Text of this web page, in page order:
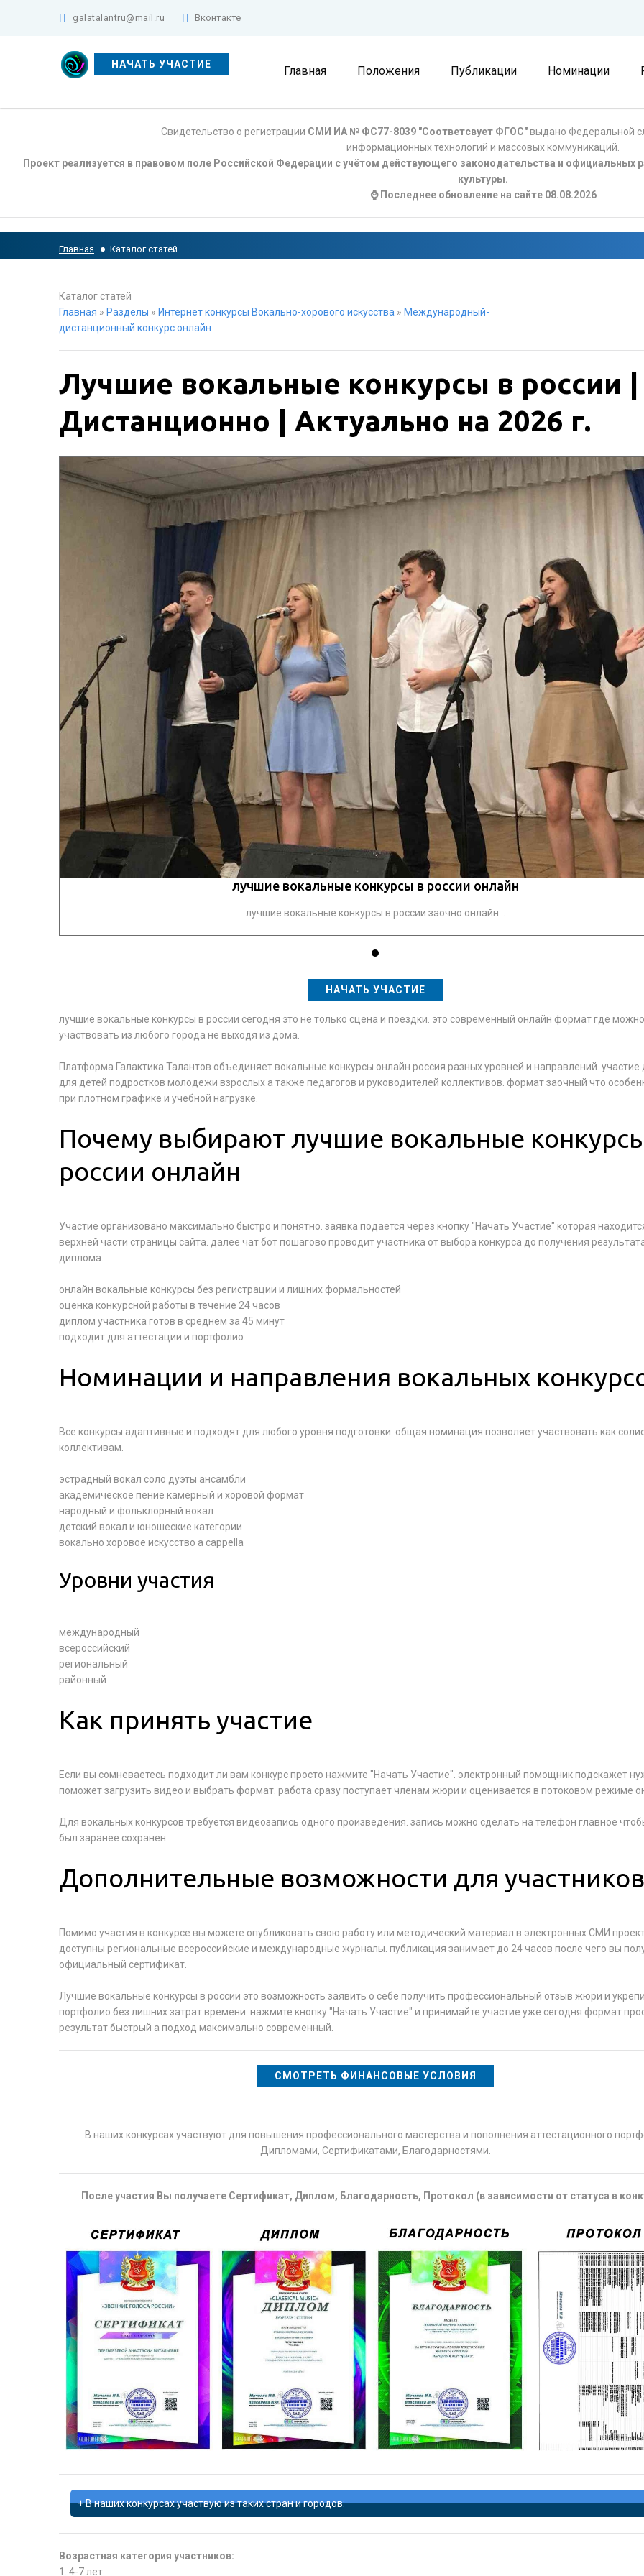
galatalantru@mail.ru Вконтакте
НАЧАТЬ УЧАСТИЕ
Главная Положения Публикации Номинации
Свидетельство о регистрации СМИ ИА № ФС77-8039 "Соответсвует ФГОС"выдано Федеральной
информационных технологий и массовых коммуникаций.
Проект реализуется в правовом поле Российской Федерации с учётом действующего законодательства и официальных
культуры.
⌚ Последнее обновление на сайте 08.08.2026
Главная Каталог статей
Каталог статей
Главная » Разделы » Интернет конкурсы Вокально-хорового искусства » Международный-
дистанционный конкурс онлайн
Лучшие вокальные конкурсы в россии |
Дистанционно | Актуально на 2026 г.
лучшие вокальные конкурсы в россии онлайн
лучшие вокальные конкурсы в россии заочно онлайн...
НАЧАТЬ УЧАСТИЕ
лучшие вокальные конкурсы в россии сегодня это не только сцена и поездки. это современный онлайн формат где можно
участвовать из любого города не выходя из дома.
Платформа Галактика Талантов объединяет вокальные конкурсы онлайн россия разных уровней и направлений. участие
для детей подростков молодежи взрослых а также педагогов и руководителей коллективов. формат заочный что
при плотном графике и учебной нагрузке.
Почему выбирают лучшие вокальные
россии онлайн
Участие организовано максимально быстро и понятно. заявка подается через кнопку "Начать Участие" которая
верхней части страницы сайта. далее чат бот пошагово проводит участника от выбора конкурса до получения
диплома.
онлайн вокальные конкурсы без регистрации и лишних формальностей
оценка конкурсной работы в течение 24 часов
диплом участника готов в среднем за 45 минут
подходит для аттестации и портфолио
Номинации и направления вокальных
Все конкурсы адаптивные и подходят для любого уровня подготовки. общая номинация позволяет участвовать как
коллективам.
эстрадный вокал соло дуэты ансамбли
академическое пение камерный и хоровой формат
народный и фольклорный вокал
детский вокал и юношеские категории
вокально хоровое искусство a cappella
Уровни участия
международный
всероссийский
региональный
районный
Как принять участие
Если вы сомневаетесь подходит ли вам конкурс просто нажмите "Начать Участие". электронный помощник подскажет
поможет загрузить видео и выбрать формат. работа сразу поступает членам жюри и оценивается в потоковом режиме
Для вокальных конкурсов требуется видеозапись одного произведения. запись можно сделать на телефон главное
был заранее сохранен.
Дополнительные возможности для участников
Помимо участия в конкурсе вы можете опубликовать свою работу или методический материал в электронных СМИ
доступны региональные всероссийские и международные журналы. публикация занимает до 24 часов после чего вы
официальный сертификат.
Лучшие вокальные конкурсы в россии это возможность заявить о себе получить профессиональный отзыв жюри и
портфолио без лишних затрат времени. нажмите кнопку "Начать Участие" и принимайте участие уже сегодня формат
результат быстрый а подход максимально современный.
СМОТРЕТЬ ФИНАНСОВЫЕ УСЛОВИЯ
В наших конкурсах участвуют для повышения профессионального мастерства и пополнения аттестационного
Дипломами, Сертификатами, Благодарностями.
После участия Вы получаете Сертификат, Диплом, Благодарность, Протокол (в зависимости от статуса в
В наших конкурсах участвую из таких стран и городов:
Возрастная категория участников:
1. 4-7 лет